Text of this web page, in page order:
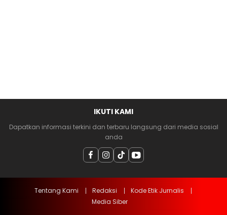
IKUTI KAMI
Dapatkan informasi terkini dan terbaru langsung dari media sosial
anda
Tentang Kami Redaksi
Kode Etik Jurnalis
Media Siber